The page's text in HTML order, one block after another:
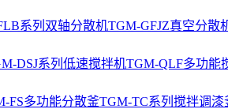
系列双轴分散机TGM-GFJZ真空分散
DSJ系列低速搅拌机TGM-QLF多功能
FS多功能分散釜TGM-TC系列搅拌调漆